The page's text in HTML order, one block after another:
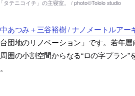
あつみ＋三谷裕樹 / ナノメートルアー
団地のリノベーション」です。若年
囲の小割空間からなる“ロの字プラン